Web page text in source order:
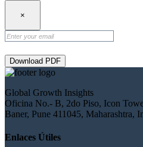
×
Download PDF
Global Growth Insights
Oficina No.- B, 2do Piso, Icon
Baner, Pune 411045, Maharashtra,
Enlaces Útiles